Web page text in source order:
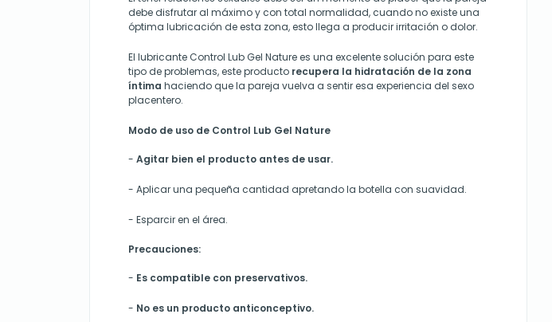
debe disfrutar al máximo y con total normalidad, cuando no existe una
óptima lubricación de esta zona, esto llega a producir irritación o dolor.
El lubricante Control Lub Gel Nature es una excelente solución para este
tipo de problemas, este producto recupera la hidratación de la zona
íntima haciendo que la pareja vuelva a sentir esa experiencia del sexo
placentero.
Modo de uso de Control Lub Gel Nature
- Agitar bien el producto antes de usar.
- Aplicar una pequeña cantidad apretando la botella con suavidad.
- Esparcir en el área.
Precauciones:
- Es compatible con preservativos.
- No es un producto anticonceptivo.